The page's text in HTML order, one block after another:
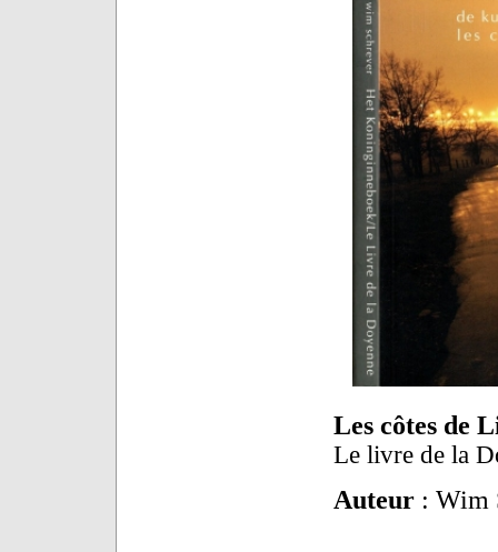
Les côtes de
Le livre de la
Auteur: Wim